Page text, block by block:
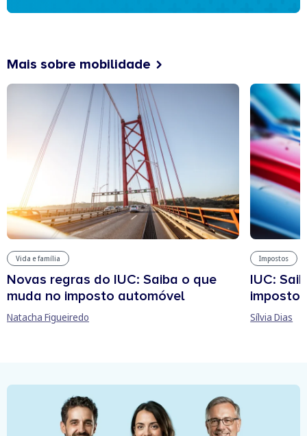
Mais sobre mobilidade
Vida e família
Novas regras do IUC: Saiba o que
muda no imposto automóvel
Natacha Figueiredo
Impostos
IUC:
imposto
Sílvia Dias